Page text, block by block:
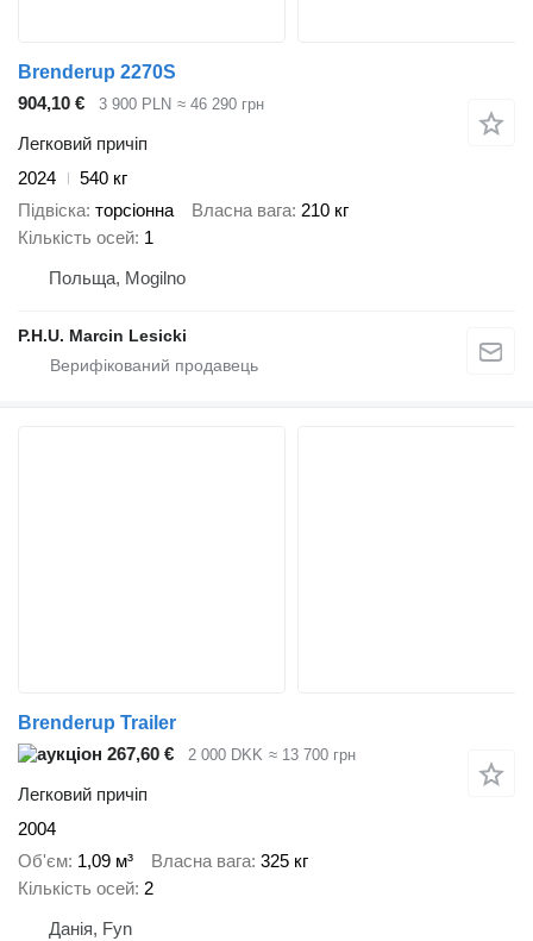
Brenderup 2270S
904,10 €
3 900 PLN ≈ 46 290 грн
Легковий причіп
2024
540 кг
Підвіска торсіонна Власна вага 210 кг
Кількість осей 1
Польща, Mogilno
P.H.U. Marcin Lesicki
Brenderup Trailer
267,60 €
2 000 DKK ≈ 13 700 грн
Легковий причіп
2004
Об'єм 1,09 м³ Власна вага 325 кг
Кількість осей 2
Данія, Fyn